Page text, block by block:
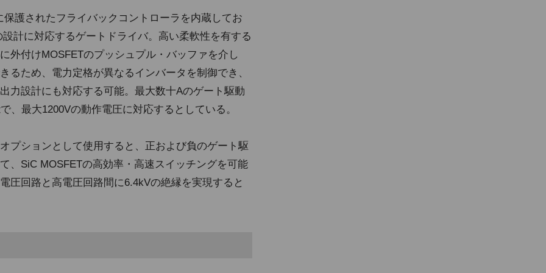
護されたフライバックコントローラを内蔵してお
計に対応するゲートドライバ。高い柔軟性を有する
外付けMOSFETのプッシュプル・バッファを介し
るため、電力定格が異なるインバータを制御でき、
力設計にも対応する可能。最大数十Aのゲート駆動
、最大1200Vの動作電圧に対応するとしている。
プションとして使用すると、正および負のゲート駆
、SiC MOSFETの高効率・高速スイッチングを可能
圧回路と高電圧回路間に6.4kVの絶縁を実現すると